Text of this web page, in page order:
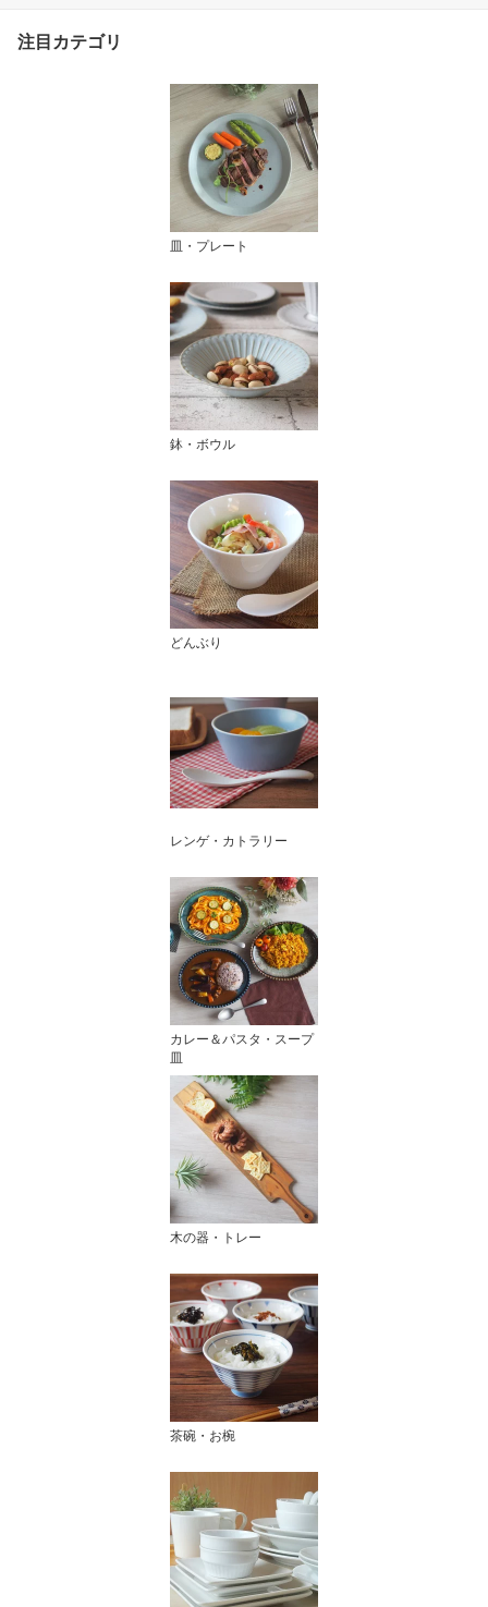
注目カテゴリ
皿・プレート
鉢・ボウル
どんぶり
レンゲ・カトラリー
カレー＆パスタ・スープ
皿
木の器・トレー
茶碗・お椀